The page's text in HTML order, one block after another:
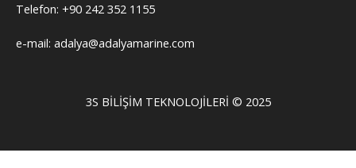
Telefon: +90 242 352 1155
e-mail: adalya@adalyamarine.com
3S BILIŞIM TEKNOLOJILERI © 2025